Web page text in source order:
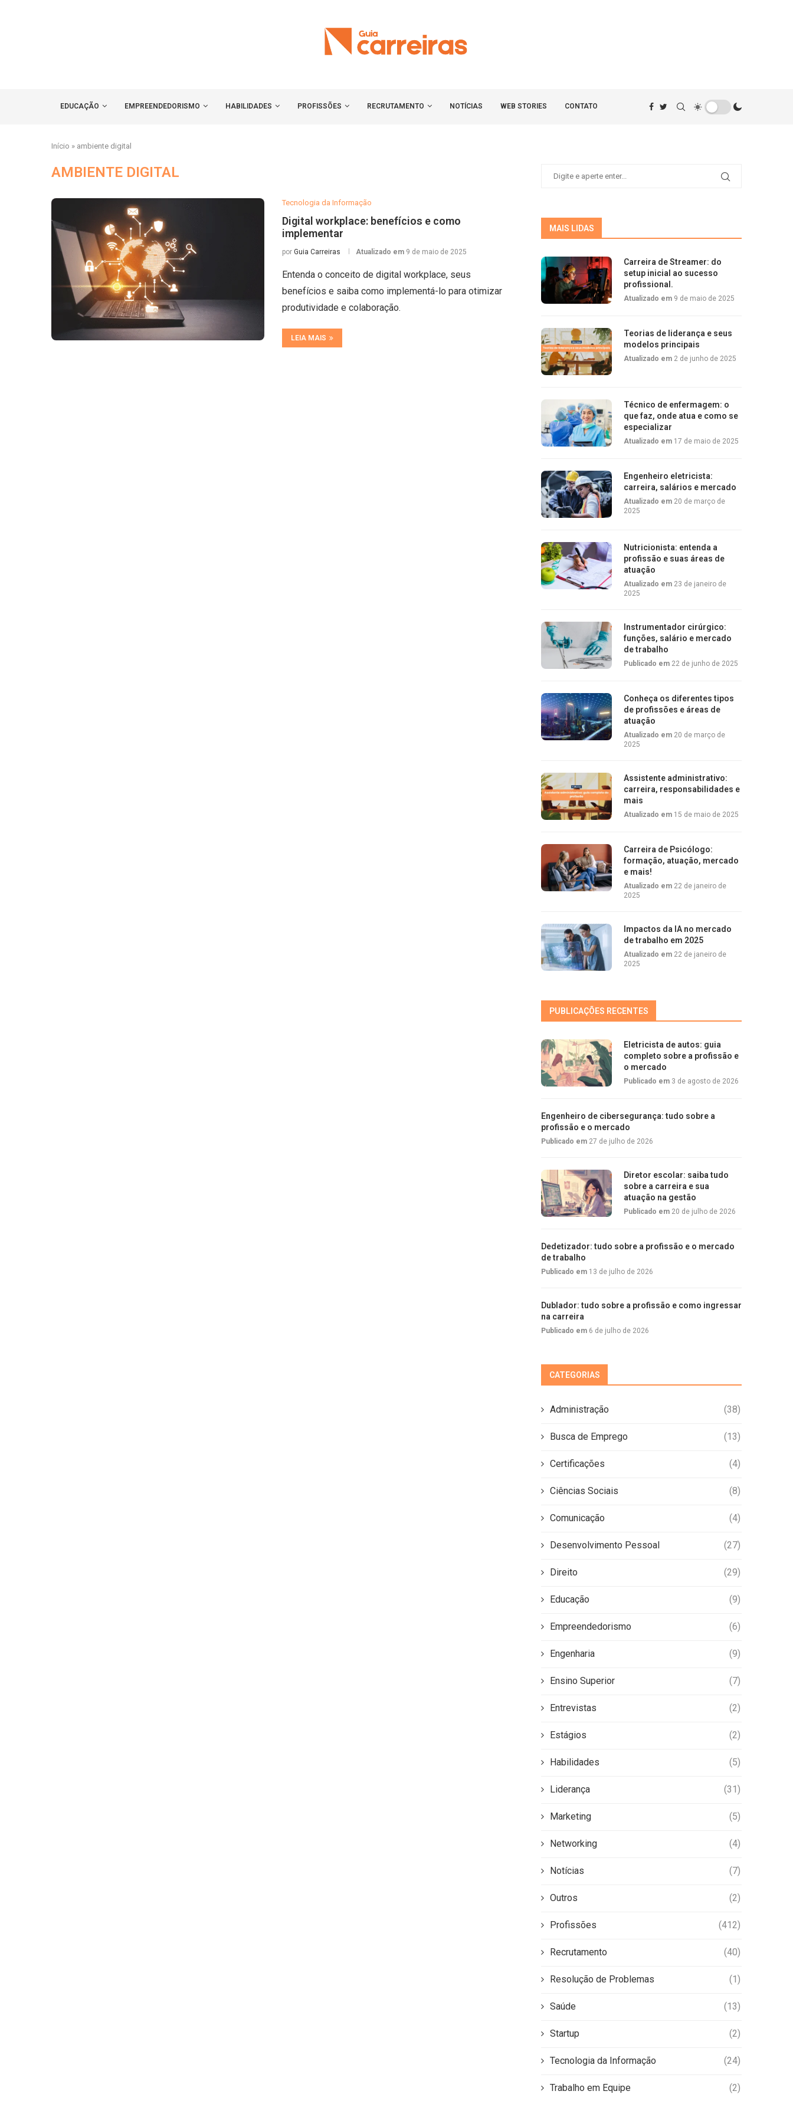
EDUCAÇÃO EMPREENDEDORISMO HABILIDADES PROFISSÕES RECRUTAMENTO NOTÍCIAS WEB STORIES CONTATO
Início » ambiente digital
AMBIENTE DIGITAL
Tecnologia da Informação
Digital workplace: benefícios e como
implementar
por Guia Carreiras Atualizado em 9 de maio de 2025
Entenda o conceito de digital workplace, seus
benefícios e saiba como implementá-lo para otimizar
produtividade e colaboração.
LEIA MAIS
MAIS LIDAS
Carreira de Streamer: do
setup inicial ao sucesso
profissional.
Atualizado em 9 de maio de 2025
Teorias de liderança e seus
modelos principais
Atualizado em 2 de junho de 2025
Técnico de enfermagem: o
que faz, onde atua e como se
especializar
Atualizado em 17 de maio de 2025
Engenheiro eletricista:
carreira, salários e mercado
Atualizado em 20 de março de
2025
Nutricionista: entenda a
profissão e suas áreas de
atuação
Atualizado em 23 de janeiro de
2025
Instrumentador cirúrgico:
funções, salário e mercado
de trabalho
Publicado em 22 de junho de 2025
Conheça os diferentes tipos
de profissões e áreas de
atuação
Atualizado em 20 de março de
2025
Assistente administrativo:
carreira, responsabilidades e
mais
Atualizado em 15 de maio de 2025
Carreira de Psicólogo:
formação, atuação, mercado
e mais!
Atualizado em 22 de janeiro de
2025
Impactos da IA no mercado
de trabalho em 2025
Atualizado em 22 de janeiro de
2025
PUBLICAÇÕES RECENTES
Eletricista de autos: guia
completo sobre a profissão e
o mercado
Publicado em 3 de agosto de 2026
Engenheiro de cibersegurança: tudo sobre a
profissão e o mercado
Publicado em 27 de julho de 2026
Diretor escolar: saiba tudo
sobre a carreira e sua
atuação na gestão
Publicado em 20 de julho de 2026
Dedetizador: tudo sobre a profissão e o mercado
de trabalho
Publicado em 13 de julho de 2026
Dublador: tudo sobre a profissão e como ingressar
na carreira
Publicado em 6 de julho de 2026
CATEGORIAS
Administração (38)
Busca de Emprego (13)
Certificações (4)
Ciências Sociais (8)
Comunicação (4)
Desenvolvimento Pessoal (27)
Direito (29)
Educação (9)
Empreendedorismo (6)
Engenharia (9)
Ensino Superior (7)
Entrevistas (2)
Estágios (2)
Habilidades (5)
Liderança (31)
Marketing (5)
Networking (4)
Notícias (7)
Outros (2)
Profissões (412)
Recrutamento (40)
Resolução de Problemas (1)
Saúde (13)
Startup (2)
Tecnologia da Informação (24)
Trabalho em Equipe (2)